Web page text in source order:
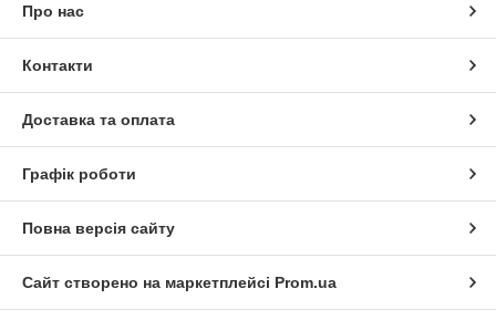
Про нас
Контакти
Доставка та оплата
Графік роботи
Повна версія сайту
Сайт створено на маркетплейсі Prom.ua